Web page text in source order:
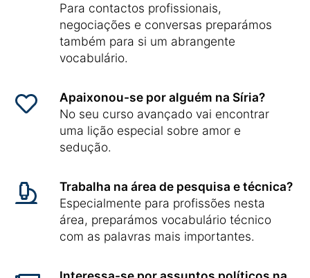
Para contactos profissionais,
negociações e conversas preparámos
também para si um abrangente
vocabulário.
Apaixonou-se por alguém na Síria?
No seu curso avançado vai encontrar
uma lição especial sobre amor e
sedução.
Trabalha na área de pesquisa e técnica?
Especialmente para profissões nesta
área, preparámos vocabulário técnico
com as palavras mais importantes.